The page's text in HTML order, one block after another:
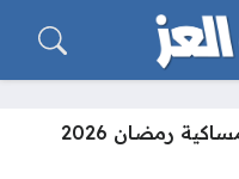
امساكية رمضان 2026